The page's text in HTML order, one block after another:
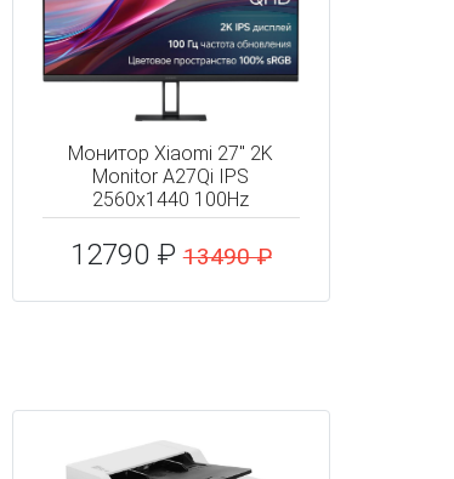
Монитор Xiaomi 27" 2K
Monitor A27Qi IPS
2560x1440 100Hz
12790 ₽13490 ₽